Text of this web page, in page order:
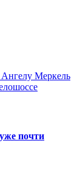
Меркель
почти